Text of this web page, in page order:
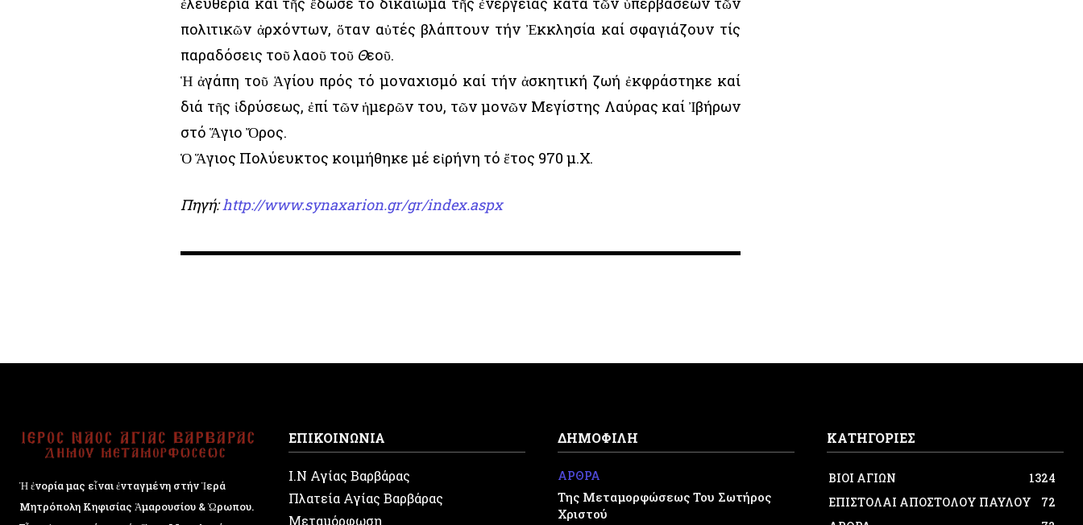
πολιτικῶν ἀρχόντων, ὅταν αὐτές βλάπτουν τήν Ἐκκλησία καί σφαγιάζουν τίς
παραδόσεις τοῦ λαοῦ τοῦ Θεοῦ.
Ἡ ἀγάπη τοῦ Ἁγίου πρός τό μοναχισμό καί τήν ἀσκητική ζωή ἐκφράστηκε καί
διά τῆς ἱδρύσεως, ἐπί τῶν ἡμερῶν του, τῶν μονῶν Μεγίστης Λαύρας καί Ἰβήρων
στό Ἅγιο Ὄρος.
Ὁ Ἅγιος Πολύευκτος κοιμήθηκε μέ εἰρήνη τό ἔτος 970 μ.Χ.
Πηγή:http://www.synaxarion.gr/gr/index.aspx
Ἡ ἐνορία μας εἶναι ἐνταγμένη στήν Ἱερά
Μητρόπολη Κηφισίας Ἁμαρουσίου & Ὠρωπου.
ΕΠΙΚΟΙΝΩΝΙΑ
Ι.Ν Αγίας Βαρβάρας
Πλατεία Αγίας Βαρβάρας
Μεταμόρφωση
ΔΗΜΟΦΙΛΗ
ΑΡΘΡΑ
Της Μεταμορφώσεως Του Σωτήρος
Χριστού
ΚΑΤΗΓΟΡΙΕΣ
ΒΙΟΙ ΑΓΙΩΝ
1324
ΕΠΙΣΤΟΛΑΙ ΑΠΟΣΤΟΛΟΥ ΠΑΥΛΟΥ
72